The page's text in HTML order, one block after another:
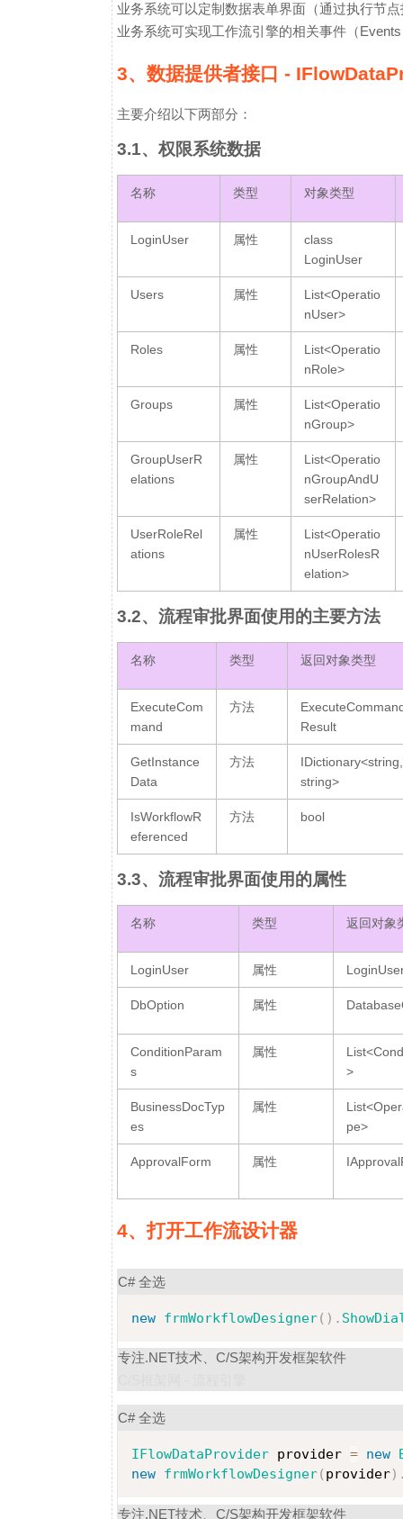
业务系统可以定制数据表单界面（通过执行节
业务系统可实现工作流引擎的相关事件（
3、数据提供者接口 -
主要介绍以下两部分：
3.1、权限系统数据
名称 类型 对象类型
LoginUser 属性
class
LoginUser
Users 属性
List<Operatio
nUser>
Roles 属性
List<Operatio
nRole>
Groups 属性
List<Operatio
nGroup>
GroupUserR
elations
属性
List<Operatio
nGroupAndU
serRelation>
UserRoleRel
ations
属性
List<Operatio
nUserRolesR
elation>
3.2、流程审批界面使用的主要方法
名称 类型 返回对象类型
ExecuteCom
mand
方法
Result
GetInstance
Data
方法
IDictionary<string,
string>
IsWorkflowR
eferenced
方法 bool
3.3、流程审批界面使用的属性
名称 类型 返回对象
LoginUser 属性
DbOption 属性
ConditionParam
s
属性
>
BusinessDocTyp
es
属性
pe>
ApprovalForm 属性
4、打开工作流设计器
C# 全选
new frmWorkflowDesigner( ) .
专注.NET技术、C/S架构开发框架软件
C# 全选
IFlowDataProvider provider = new
new frmWorkflowDesigner( provider)
专注.NET技术、C/S架构开发框架软件